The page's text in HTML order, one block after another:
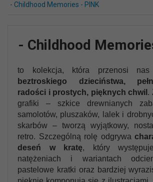
- Childhood Memories - PINK
- Childhood
to kolekcja, która przenosi nas
beztroskiego dzieciństwa,
radości i prostych, pięknych chwil .
grafiki – szkice drewnianych
samolotów, pluszaków, lalek i
skarbów – tworzą wyjątkowy,
retro. Szczególną rolę odgrywa
deseń w kratę, który
natężeniach i wariantach
pastelowe kratki oraz bardziej